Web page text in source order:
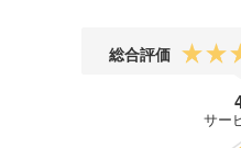
総合評価
サー